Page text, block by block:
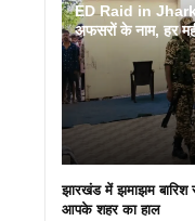
ED Raid in
अफसरों के नाम, हर
झारखंड में झमाझम बारिश
आपके शहर का हाल